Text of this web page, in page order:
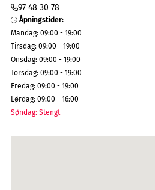
97 48 30 78
Åpningstider:
Mandag: 09:00 - 19:00
Tirsdag: 09:00 - 19:00
Onsdag: 09:00 - 19:00
Torsdag: 09:00 - 19:00
Fredag: 09:00 - 19:00
Lørdag: 09:00 - 16:00
Søndag: Stengt